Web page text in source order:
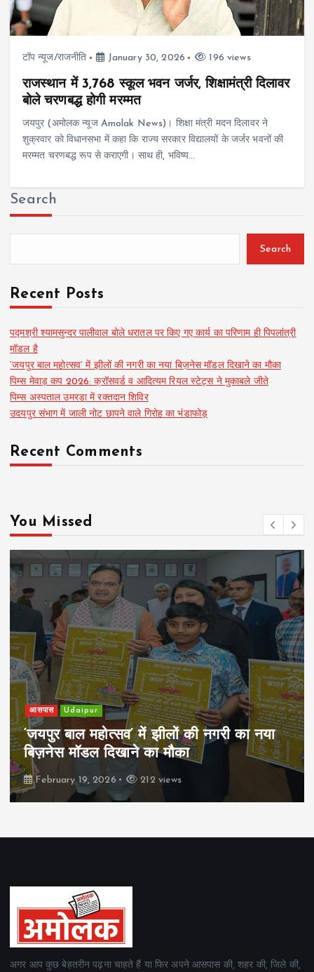
टॉप न्यूज/राजनीति January 30, 2026 196 views
राजस्थान में 3,768 स्कूल भवन जर्जर, शिक्षामंत्री दिलावर
बोले चरणबद्ध होगी मरम्मत
जयपुर (अमोलक न्यूज Amolak News)। शिक्षा मंत्री मदन दिलावर ने
शुक्रवार को विधानसभा में कहा कि राज्य सरकार विद्यालयों के जर्जर भवनों की
मरम्मत चरणबद्ध रूप से कराएगी। साथ ही, भविष्य…
Search
Search
Recent Posts
पद्मश्री श्यामसुन्दर पालीवाल बोले धरातल पर किए गए कार्य का परिणाम ही पिपलांत्री
मॉडल है
‘जयपुर बाल महोत्सव’ में झीलों की नगरी का नया बिज़नेस मॉडल दिखाने का मौका
पिम्स मेवाड़ कप 2026: क्रॉसवर्ड व आदित्यम रियल स्टेट्स ने मुकाबले जीते
पिम्स अस्पताल उमरडा में रक्तदान शिविर
उदयपुर संभाग में जाली नोट छापने वाले गिरोह का भंडाफोड़
Recent Comments
You Missed
आसपास Udaipur
‘जयपुर बाल महोत्सव’ में झीलों की नगरी का नया
बिज़नेस मॉडल दिखाने का मौका
February 19, 2026 212 views
अगर आप कुछ बेहतरीन पढ़ना चाहते हैं या फिर अपने आसपास की, शहर की, जिले की,